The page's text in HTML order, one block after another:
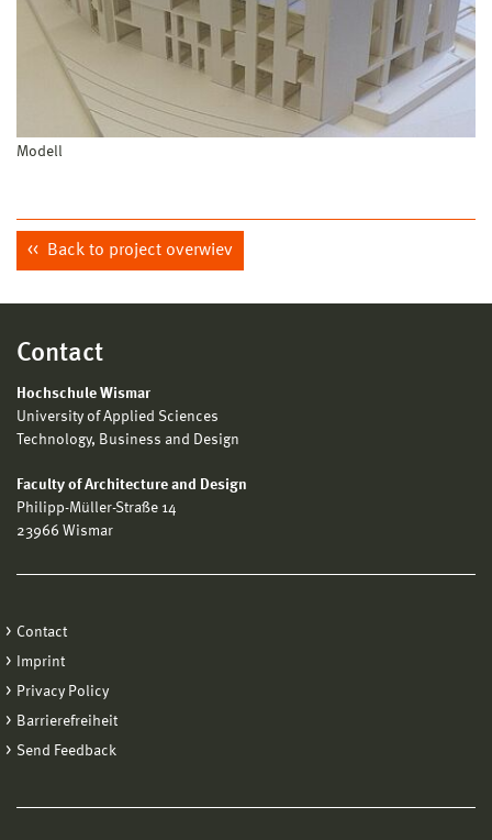
Modell
Back to project overwiev
Contact
Hochschule Wismar
University of Applied Sciences
Technology, Business and Design
Faculty of Architecture and Design
Philipp-Müller-Straße 14
23966 Wismar
Contact
Imprint
Privacy Policy
Barrierefreiheit
Send Feedback